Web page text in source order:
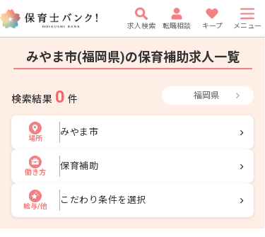
求人検索 転職相談 キープ メニュー
みやま市(福岡県)の保育補助求人一覧
検索結果 0 件 福岡県
場所
みやま市
働き方
保育補助
給与/他
こだわり条件を選択